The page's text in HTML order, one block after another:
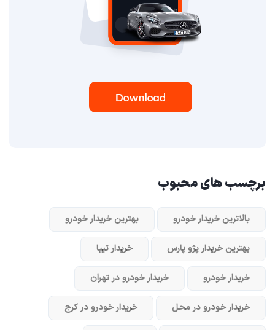
برچسب های محبوب
بالاترین خریدار خودرو بهترین خریدار خودرو
بهترین خریدار پژو پارس خریدار تیبا
خریدار خودرو خریدار خودرو در تهران
خریدار خودرو در محل خریدار خودرو در کرج